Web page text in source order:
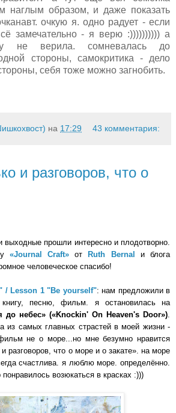
наглым образом, и даже показать
очкую я. одно радует - если
замечательно - я верю :)))))))))) а
не верила. сомневалась до
стороны, самокритика - дело
себя тоже можно загнобить.
на 17:29 43 комментария:
и разговоров, что о
выходные прошли интересно и плодотворно.
«Journal Craft» от Ruth Bernal
и блога
человеческое спасибо!
Lesson 1 "Be yourself": нам предложили в
книгу, песню, фильм. я остановилась на
до небес» («Knockin' On Heaven's Door»).
из самых главных страстей в моей жизни -
не о море...но мне безумно нравится
разговоров, что о море и о закате». на море
счастлива. я люблю море. определённо.
возюкаться в красках :)))